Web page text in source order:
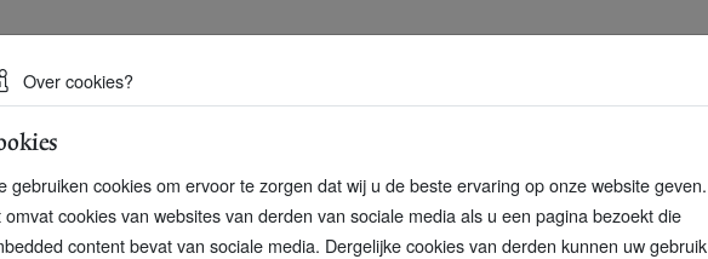
duurzame toekomst
Over cookies?
gebruiken cookies om ervoor te zorgen dat wij u de beste ervaring op onze website geven.
omvat cookies van websites van derden van sociale media als u een pagina bezoekt die
content bevat van sociale media. Dergelijke cookies van derden kunnen uw gebruik